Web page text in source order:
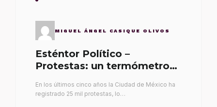
MIGUEL ÁNGEL CASIQUE OLIVOS
Esténtor Político –
Protestas: un termómetro
En los últimos cinco años la Ciudad de México ha
registrado 25 mil protestas, lo…